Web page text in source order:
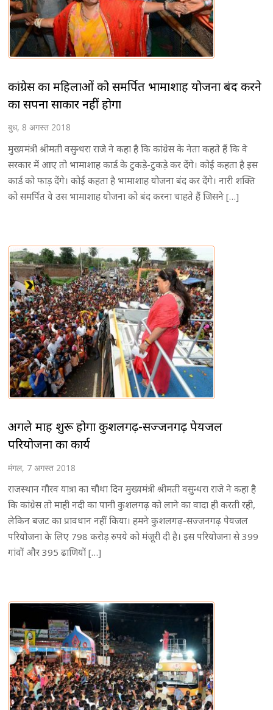
कांग्रेस का महिलाओं को समर्पित भामाशाह योजना बंद करने
का सपना साकार नहीं होगा
बुध, 8 अगस्त 2018
मुख्यमंत्री श्रीमती वसुन्धरा राजे ने कहा है कि कांग्रेस के नेता कहते हैं कि वे
सरकार में आए तो भामाशाह कार्ड के टुकडे़-टुकडे़ कर देंगे। कोई कहता है इस
कार्ड को फाड़ देंगे। कोई कहता है भामाशाह योजना बंद कर देंगे। नारी शक्ति
को समर्पित वे उस भामाशाह योजना को बंद करना चाहते हैं जिसने […]
अगले माह शुरू होगा कुशलगढ़-सज्जनगढ़ पेयजल
परियोजना का कार्य
मंगल, 7 अगस्त 2018
राजस्थान गौरव यात्रा का चौथा दिन मुख्यमंत्री श्रीमती वसुन्धरा राजे ने कहा है
कि कांग्रेस तो माही नदी का पानी कुशलगढ़ को लाने का वादा ही करती रही,
लेकिन बजट का प्रावधान नहीं किया। हमने कुशलगढ़-सज्जनगढ़ पेयजल
परियोजना के लिए 798 करोड़ रुपये को मंजूरी दी है। इस परियोजना से 399
गांवों और 395 ढाणियों […]